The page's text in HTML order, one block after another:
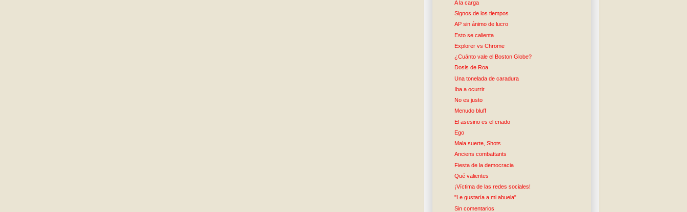
A la carga
Signos de los tiempos
AP sin ánimo de lucro
Esto se calienta
Explorer vs Chrome
¿Cuánto vale el Boston Globe?
Dosis de Roa
Una tonelada de caradura
Iba a ocurrir
No es justo
Menudo bluff
El asesino es el criado
Ego
Mala suerte, Shots
Anciens combattants
Fiesta de la democracia
Qué valientes
¡Víctima de las redes sociales!
"Le gustaría a mi abuela"
Sin comentarios